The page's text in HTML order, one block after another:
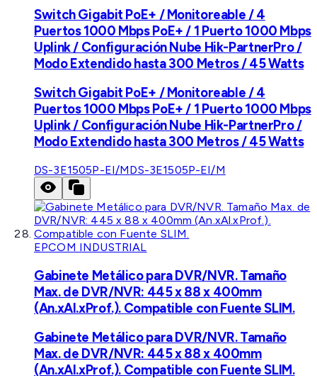
Switch Gigabit PoE+ / Monitoreable / 4
Puertos 1000 Mbps PoE+ / 1 Puerto 1000 Mbps
Uplink / Configuración Nube Hik-PartnerPro /
Modo Extendido hasta 300 Metros / 45 Watts
Switch Gigabit PoE+ / Monitoreable / 4
Puertos 1000 Mbps PoE+ / 1 Puerto 1000 Mbps
Uplink / Configuración Nube Hik-PartnerPro /
Modo Extendido hasta 300 Metros / 45 Watts
DS-3E1505P-EI/MDS-3E1505P-EI/M
EPCOM INDUSTRIAL
Gabinete Metálico para DVR/NVR. Tamaño
Max. de DVR/NVR: 445 x 88 x 400mm
(An.xAl.xProf.). Compatible con Fuente SLIM.
Gabinete Metálico para DVR/NVR. Tamaño
Max. de DVR/NVR: 445 x 88 x 400mm
(An.xAl.xProf.). Compatible con Fuente SLIM.